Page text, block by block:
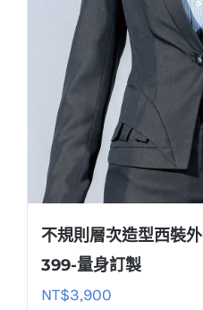
不規則層次造型西裝
399-量身訂製
NT$3,900